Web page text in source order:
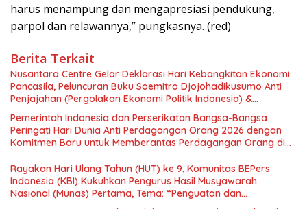
harus menampung dan mengapresiasi pendukung,
parpol dan relawannya,” pungkasnya. (red)
Berita Terkait
Nusantara Centre Gelar Deklarasi Hari Kebangkitan Ekonomi
Pancasila, Peluncuran Buku Soemitro Djojohadikusumo Anti
Penjajahan (Pergolakan Ekonomi Politik Indonesia) &
Simposium Nasional “Urgensi Undang-Undang Perekonomian
Nasional dan Kesejahteraan Sosial dalam Menata Bangsa
Menuju Indonesia Emas 2045”,
Pemerintah Indonesia dan Perserikatan Bangsa-Bangsa
Peringati Hari Dunia Anti Perdagangan Orang 2026 dengan
Komitmen Baru untuk Memberantas Perdagangan Orang di
Rayakan Hari Ulang Tahun (HUT) ke 9, Komunitas BEPers
Indonesia (KBI) Kukuhkan Pengurus Hasil Musyawarah
Nasional (Munas) Pertama, Tema: “Penguatan dan
Pengembangan Organisasi KBI yang Berbasis Riset di seluruh